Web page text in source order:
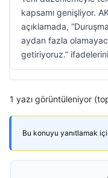
kapsamı genişliyor.
açıklamada,
aydan fazla
getiriyoruz.”
1 yazı görüntüleniyor
Bu konuyu yanıtlamak